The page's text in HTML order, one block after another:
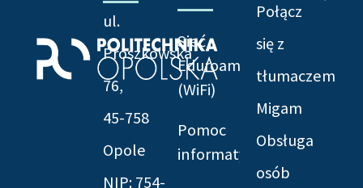
ul.
Prószkowska
76,
45-758
Opole
NIP: 754-
Sieć
Eduroam
(WiFi)
Pomoc
informatyczna
Połącz
się z
tłumaczem
Migam
Obsługa
osób